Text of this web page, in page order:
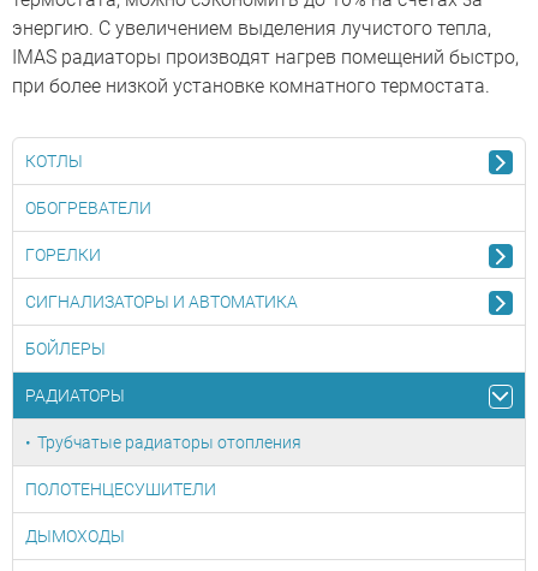
энергию. С увеличением выделения лучистого тепла,
IMAS радиаторы производят нагрев помещений быстро,
при более низкой установке комнатного термостата.
КОТЛЫ
ОБОГРЕВАТЕЛИ
ГОРЕЛКИ
СИГНАЛИЗАТОРЫ И АВТОМАТИКА
БОЙЛЕРЫ
РАДИАТОРЫ
Трубчатые радиаторы отопления
ПОЛОТЕНЦЕСУШИТЕЛИ
ДЫМОХОДЫ